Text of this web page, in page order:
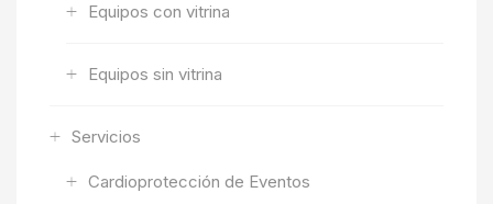
Equipos con vitrina
Equipos sin vitrina
Servicios
Cardioprotección de Eventos